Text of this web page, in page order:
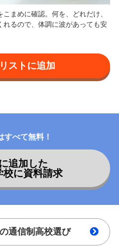
まめに確認。何を、どれだけ、
れるので、体調に波があっても安
すべて無料！
追加した
校に資料請求
通信制高校選び